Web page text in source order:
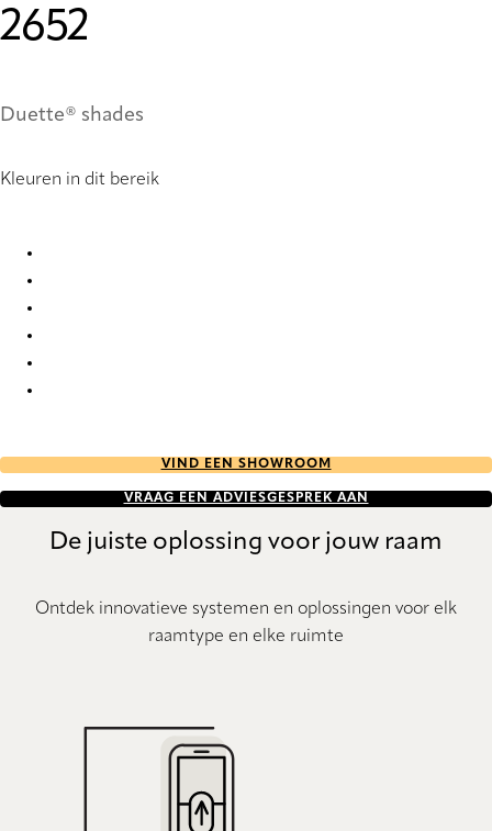
2652
Duette® shades
Kleuren in dit bereik
VIND EEN SHOWROOM
VRAAG EEN ADVIESGESPREK AAN
De juiste oplossing voor jouw raam
Ontdek innovatieve systemen en oplossingen voor elk
raamtype en elke ruimte